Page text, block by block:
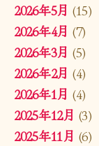
2026年5月 (15)
2026年4月 (7)
2026年3月 (5)
2026年2月 (4)
2026年1月 (4)
2025年12月 (3)
2025年11月 (6)